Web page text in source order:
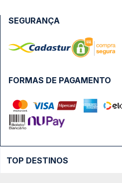
FORMAS DE PAGAMENTO
SEGURANÇA
TOP DESTINOS